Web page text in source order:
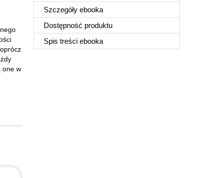
Szczegóły ebooka
Dostępność produktu
Spis treści ebooka
one w